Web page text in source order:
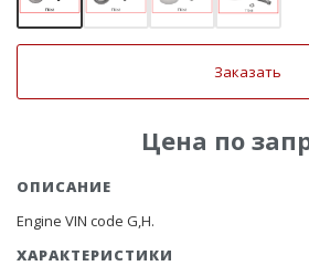
Заказать
Цена по
ОПИСАНИЕ
Engine VIN code G,H.
ХАРАКТЕРИСТИКИ